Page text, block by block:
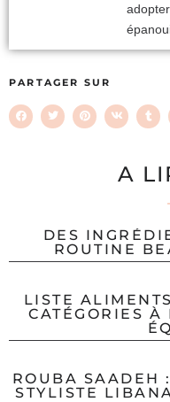
PARTAGER SUR
A
DES
ROUTINE
LISTE
CATÉGORIES À
ROUBA SAADEH
STYLISTE